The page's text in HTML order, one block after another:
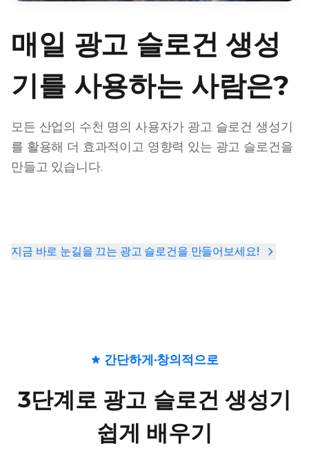
매일 광고 슬로건 생성
기를 사용하는 사람은?
모든 산업의 수천 명의 사용자가 광고 슬로건 생성기
를 활용해 더 효과적이고 영향력 있는 광고 슬로건을
만들고 있습니다.
지금 바로 눈길을 끄는 광고 슬로건을 만들어보세요!
간단하게·창의적으로
3단계로 광고 슬로건 생성기
쉽게 배우기